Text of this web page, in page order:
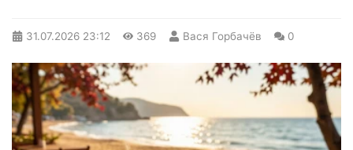
31.07.2026 23:12 369 Вася Горбачёв 0